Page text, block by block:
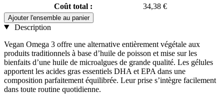
Coût total :
34,38 €
Ajouter l'ensemble au panier
Description
Vegan Omega 3 offre une alternative entièrement végétale aux
produits traditionnels à base d’huile de poisson et mise sur les
bienfaits d’une huile de microalgues de grande qualité. Les gélules
apportent les acides gras essentiels DHA et EPA dans une
composition parfaitement équilibrée. Leur prise s’intègre facilement
dans toute routine quotidienne.